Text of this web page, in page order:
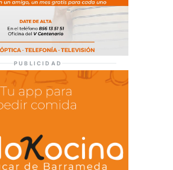
PUBLICIDAD